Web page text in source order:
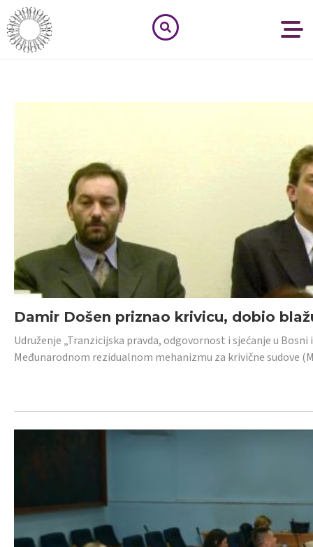
Damir Došen priznao krivicu, dobio
Udruženje „Tranzicijska pravda, odgovornost i sjećanje u
Međunarodnom rezidualnom mehanizmu za krivične sudove